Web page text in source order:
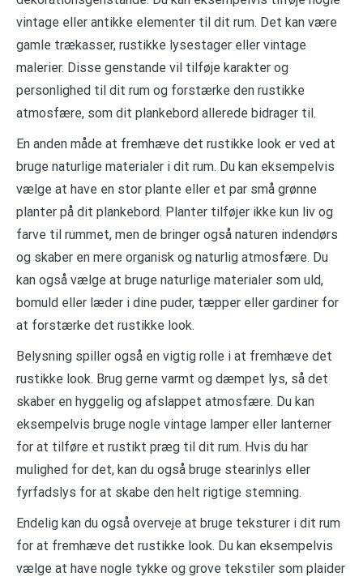
vintage eller antikke elementer til dit rum. Det kan være
gamle trækasser, rustikke lysestager eller vintage
malerier. Disse genstande vil tilføje karakter og
personlighed til dit rum og forstærke den rustikke
atmosfære, som dit plankebord allerede bidrager til.
En anden måde at fremhæve det rustikke look er ved at
bruge naturlige materialer i dit rum. Du kan eksempelvis
vælge at have en stor plante eller et par små grønne
planter på dit plankebord. Planter tilføjer ikke kun liv og
farve til rummet, men de bringer også naturen indendørs
og skaber en mere organisk og naturlig atmosfære. Du
kan også vælge at bruge naturlige materialer som uld,
bomuld eller læder i dine puder, tæpper eller gardiner for
at forstærke det rustikke look.
Belysning spiller også en vigtig rolle i at fremhæve det
rustikke look. Brug gerne varmt og dæmpet lys, så det
skaber en hyggelig og afslappet atmosfære. Du kan
eksempelvis bruge nogle vintage lamper eller lanterner
for at tilføre et rustikt præg til dit rum. Hvis du har
mulighed for det, kan du også bruge stearinlys eller
fyrfadslys for at skabe den helt rigtige stemning.
Endelig kan du også overveje at bruge teksturer i dit rum
for at fremhæve det rustikke look. Du kan eksempelvis
vælge at have nogle tykke og grove tekstiler som plaider